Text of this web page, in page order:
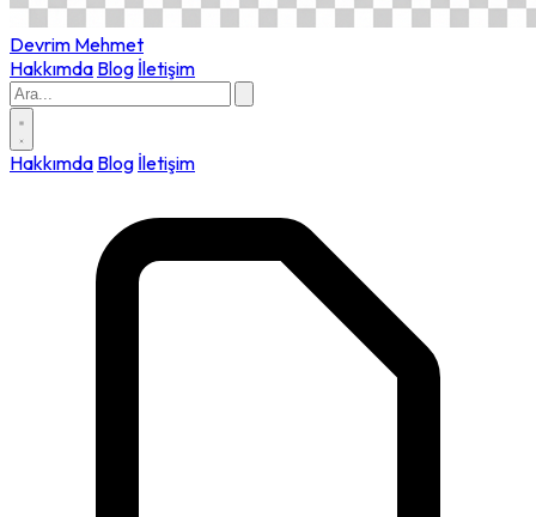
Devrim Mehmet
Hakkımda Blog İletişim
Hakkımda Blog İletişim